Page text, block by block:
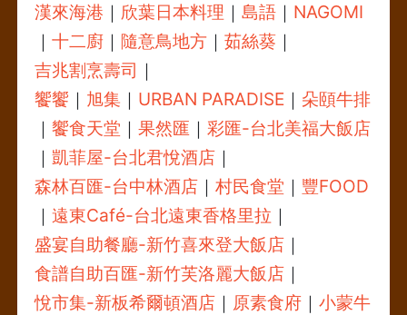
漢來海港 ｜ 欣葉日本料理 ｜島語 ｜ NAGOMI
｜十二廚 ｜隨意鳥地方 ｜茹絲葵 ｜
吉兆割烹壽司 ｜
饗饗 ｜ 旭集 ｜ URBAN PARADISE ｜ 朵頤牛排
｜饗食天堂 ｜果然匯 ｜彩匯-台北美福大飯店
｜凱菲屋-台北君悅酒店 ｜
森林百匯-台中林酒店 ｜村民食堂 ｜ 豐FOOD
｜遠東Café-台北遠東香格里拉 ｜
盛宴自助餐廳-新竹喜來登大飯店 ｜
食譜自助百匯-新竹芙洛麗大飯店 ｜
悅市集-新板希爾頓酒店 ｜ 原素食府 ｜小蒙牛